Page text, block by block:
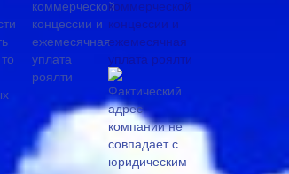
коммерческой
концессии и
ежемесячная
уплата роялти